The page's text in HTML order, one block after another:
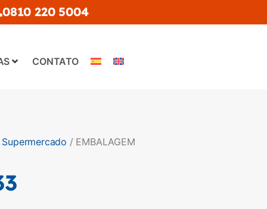
0810 220 5004
CONTATO
Supermercado / EMBALAGEM